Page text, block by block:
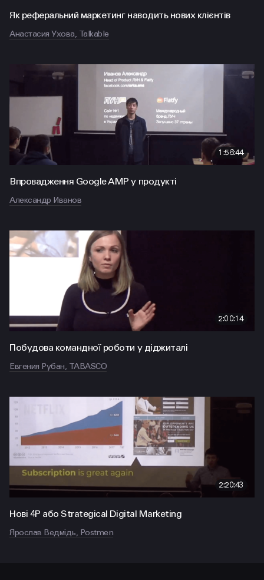
Як реферальний маркетинг наводить нових клієнтів
Анастасия Ухова, Talkable
1:56:44
Впровадження Google AMP у продукті
Александр Иванов
2:00:14
Побудова командної роботи у діджиталі
Евгения Рубан, TABASCO
2:20:43
Нові 4P або Strategical Digital Marketing
Ярослав Ведмідь, Postmen